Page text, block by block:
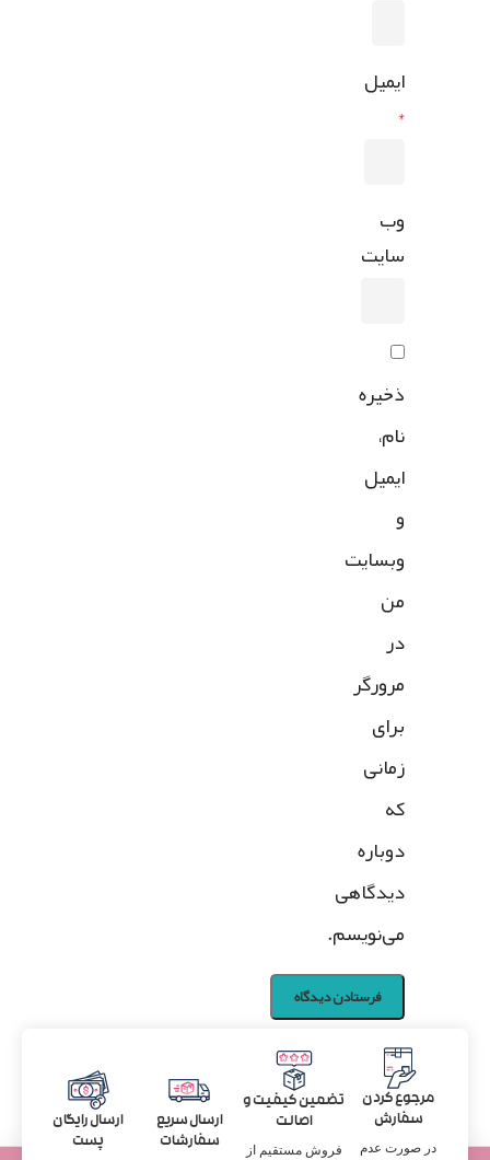
ایمیل
*
وب‌
سایت
ذخیره
نام،
ایمیل
و
وبسایت
من
در
مرورگر
برای
زمانی
که
دوباره
دیدگاهی
می‌نویسم.
مرجوع کردن
سفارش
در صورت عدم
تضمین کیفیت و
اصالت
فروش مستقیم از
ارسال سریع
سفارشات
ارسال رایگان
پست